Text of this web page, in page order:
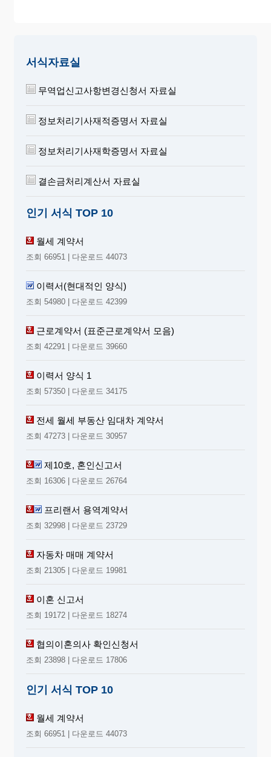
서식자료실
무역업신고사항변경신청서 자료실
정보처리기사재적증명서 자료실
정보처리기사재학증명서 자료실
결손금처리계산서 자료실
인기 서식 TOP 10
월세 계약서
조회 66951 | 다운로드 44073
이력서(현대적인 양식)
조회 54980 | 다운로드 42399
근로계약서 (표준근로계약서 모음)
조회 42291 | 다운로드 39660
이력서 양식 1
조회 57350 | 다운로드 34175
전세 월세 부동산 임대차 계약서
조회 47273 | 다운로드 30957
제10호, 혼인신고서
조회 16306 | 다운로드 26764
프리랜서 용역계약서
조회 32998 | 다운로드 23729
자동차 매매 계약서
조회 21305 | 다운로드 19981
이혼 신고서
조회 19172 | 다운로드 18274
협의이혼의사 확인신청서
조회 23898 | 다운로드 17806
인기 서식 TOP 10
월세 계약서
조회 66951 | 다운로드 44073